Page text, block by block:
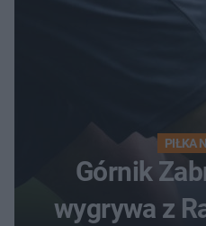
PIŁKA
Górnik
wygrywa z